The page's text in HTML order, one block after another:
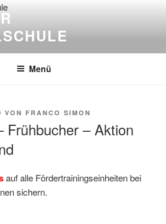
Menü
VON FRANCO SIMON
Frühbucher – Aktion
auf alle Fördertrainingseinheiten bei
sichern.